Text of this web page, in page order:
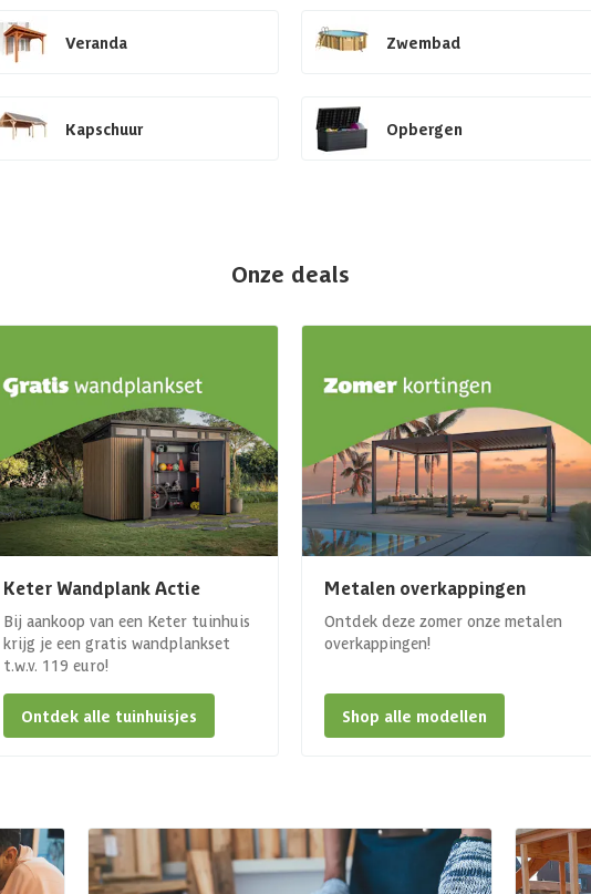
Veranda Zwembad
Kapschuur Opbergen
Onze deals
Keter Wandplank Actie
Bij aankoop van een Keter tuinhuis
krijg je een gratis wandplankset
t.w.v. 119 euro!
Ontdek alle tuinhuisjes
Metalen overkappingen
Ontdek deze zomer onze metalen
overkappingen!
Shop alle modellen